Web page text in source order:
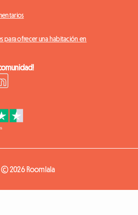
para ofrecer una habitación en
© 2026 Roomlala